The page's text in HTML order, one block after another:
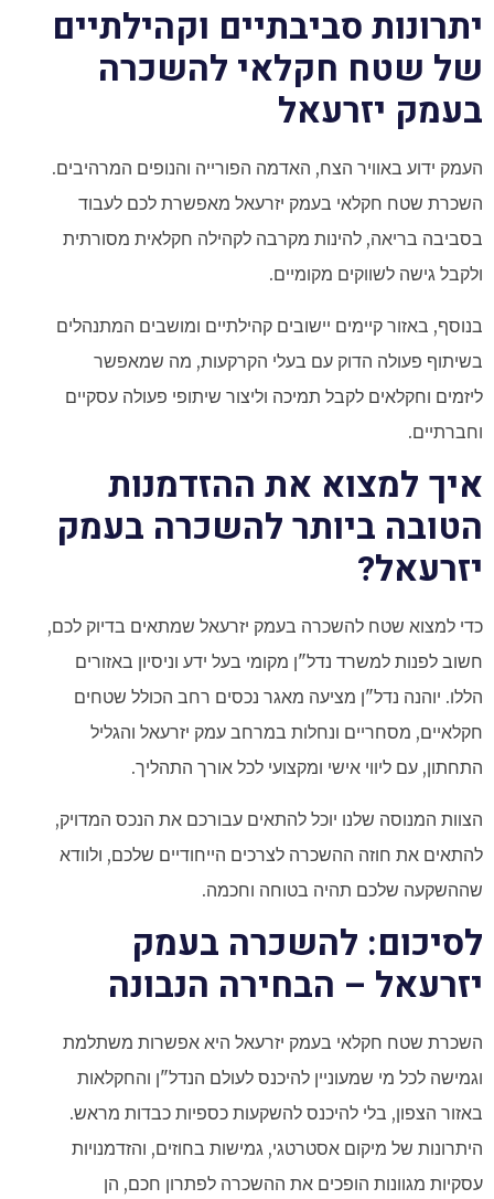
יתרונות סביבתיים וקהילתיים
של שטח חקלאי להשכרה
בעמק יזרעאל
העמק ידוע באוויר הצח, האדמה הפורייה והנופים המרהיבים.
השכרת שטח חקלאי בעמק יזרעאל מאפשרת לכם לעבוד
בסביבה בריאה, להינות מקרבה לקהילה חקלאית מסורתית
ולקבל גישה לשווקים מקומיים.
בנוסף, באזור קיימים יישובים קהילתיים ומושבים המתנהלים
בשיתוף פעולה הדוק עם בעלי הקרקעות, מה שמאפשר
ליזמים וחקלאים לקבל תמיכה וליצור שיתופי פעולה עסקיים
וחברתיים.
איך למצוא את ההזדמנות
הטובה ביותר להשכרה בעמק
יזרעאל?
כדי למצוא שטח להשכרה בעמק יזרעאל שמתאים בדיוק לכם,
חשוב לפנות למשרד נדל"ן מקומי בעל ידע וניסיון באזורים
הללו. יוהנה נדל"ן מציעה מאגר נכסים רחב הכולל שטחים
חקלאיים, מסחריים ונחלות במרחב עמק יזרעאל והגליל
התחתון, עם ליווי אישי ומקצועי לכל אורך התהליך.
הצוות המנוסה שלנו יוכל להתאים עבורכם את הנכס המדויק,
להתאים את חוזה ההשכרה לצרכים הייחודיים שלכם, ולוודא
שההשקעה שלכם תהיה בטוחה וחכמה.
לסיכום: להשכרה בעמק
יזרעאל – הבחירה הנבונה
השכרת שטח חקלאי בעמק יזרעאל היא אפשרות משתלמת
וגמישה לכל מי שמעוניין להיכנס לעולם הנדל"ן והחקלאות
באזור הצפון, בלי להיכנס להשקעות כספיות כבדות מראש.
היתרונות של מיקום אסטרטגי, גמישות בחוזים, והזדמנויות
עסקיות מגוונות הופכים את ההשכרה לפתרון חכם, הן